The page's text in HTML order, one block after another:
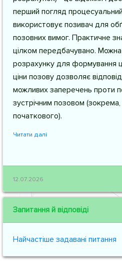
перший погляд
використовує позивач для
позовних вимог. Практичне
цілком передбачувано.
розрахунку для формування
ціни позову дозволяє
можливих заперечень проти
зустрічним позовом
початкового).
Читати далі
12.07.2026
Запитання й відповіді
Найчастіше задавані питання